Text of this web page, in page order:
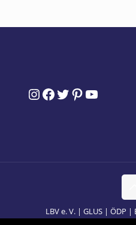
Instagram
Facebook
Twitter
Pinterest
YouTube
LBV e. V. | GLUS | ÖDP